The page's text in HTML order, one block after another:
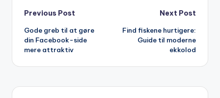
Post
navigation
Previous Post
Gode greb til at gøre
din Facebook-side
mere attraktiv
Next Post
Find fiskene hurtigere:
Guide til moderne
ekkolod